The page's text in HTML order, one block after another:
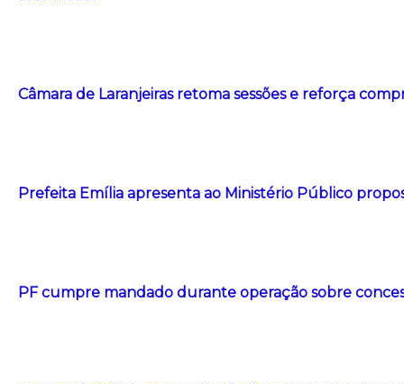
Câmara de Laranjeiras retoma sessões e reforça
Prefeita Emília apresenta ao Ministério Público
PF cumpre mandado durante operação sobre